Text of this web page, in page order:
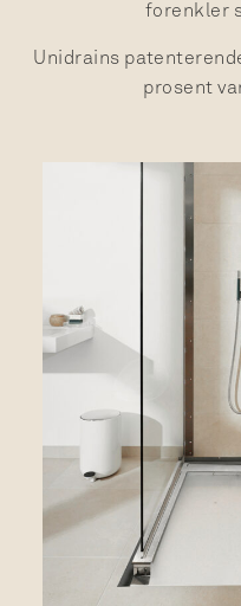
forenkler
Unidrains
prosent